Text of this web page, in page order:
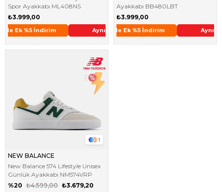
Spor Ayakkabı ML408NS
₺3.999,00
Aynı Gün Kargo ! 2. Üründe Ek %5 İndirim
Ayakkabı BB480LBT
₺3.999,00
2. Üründe Ek %5 İndirim Aynı Gün Kargo !
1
NEW BALANCE
New Balance 574 Lifestyle Unisex
Günlük Ayakkabı NM574VRP
%20
₺3.679,20
₺4.599,00